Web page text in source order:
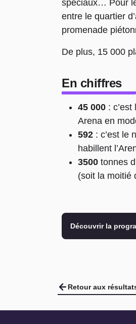
spéciaux… Pour
entre le quartier
promenade
De plus, 15 000
En chiffres
45 000 :
Arena en
592 : c’est le
habillent
3500 tonnes
(soit la moitié
Découvrir la
Retour aux